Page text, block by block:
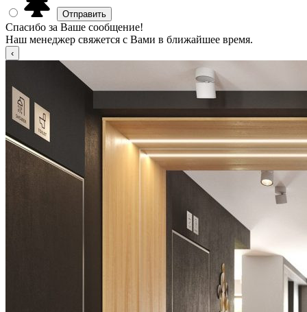
Спасибо за Ваше сообщение!
Наш менеджер свяжется с Вами в ближайшее время.